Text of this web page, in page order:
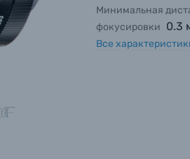
ответить как можно
ответить как можно
Минимальная
фокусировки 0.3
Все
ответить как можно